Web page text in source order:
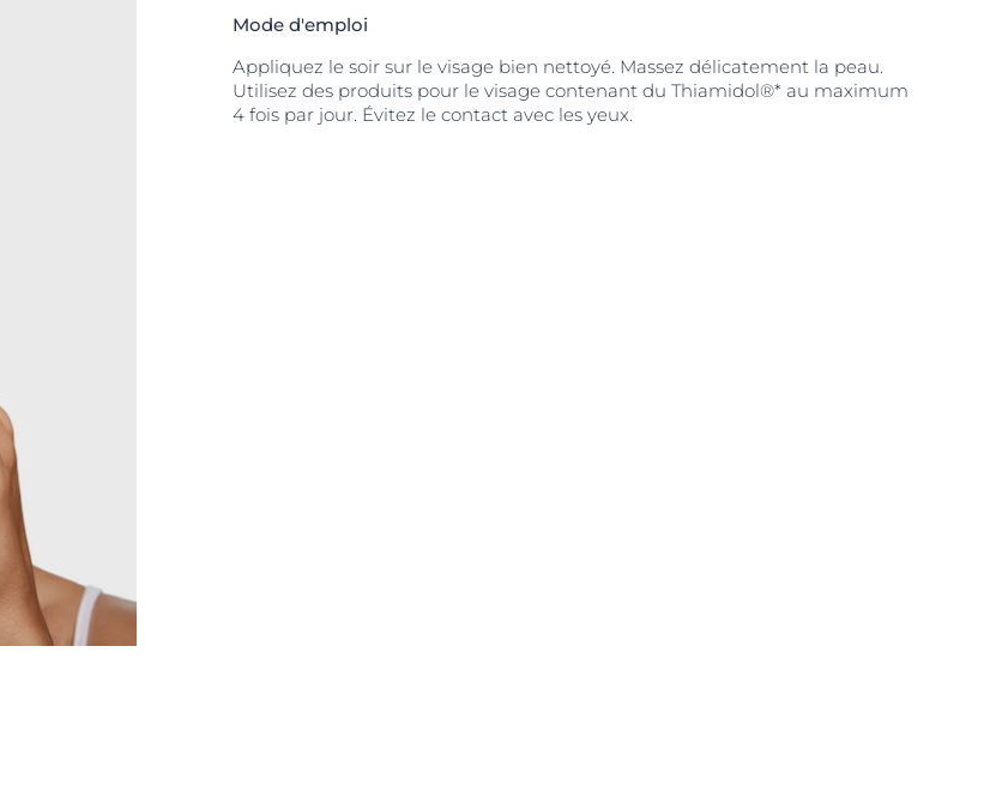
Mode d'emploi
Appliquez le soir sur le visage bien nettoyé. Massez délicatement la peau.
Utilisez des produits pour le visage contenant du Thiamidol®* au maximum
4 fois par jour. Évitez le contact avec les yeux.